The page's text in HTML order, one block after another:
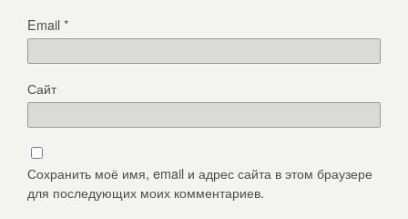
Email*
Сайт
Сохранить моё имя, email и адрес сайта в этом браузере
для последующих моих комментариев.